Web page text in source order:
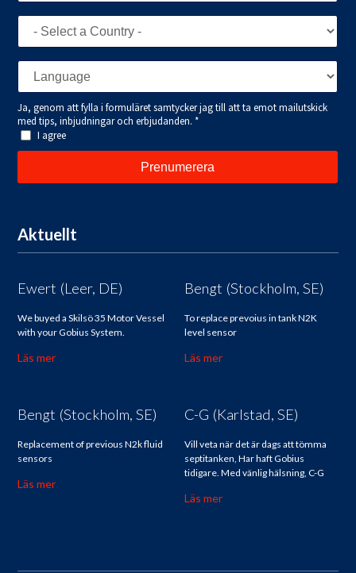
Aktuellt
Ewert (Leer, DE)
We buyed a Skilsö 35 Motor Vessel
with your Gobius System.
Läs mer
Bengt (Stockholm, SE)
To replace prevoius in tank N2K
level sensor
Läs mer
Bengt (Stockholm, SE)
Replacement of previous N2k fluid
sensors
Läs mer
C-G (Karlstad, SE)
Vill veta när det är dags att tömma
septitanken, Har haft Gobius
tidigare. Med vänlig hälsning, C-G
Läs mer